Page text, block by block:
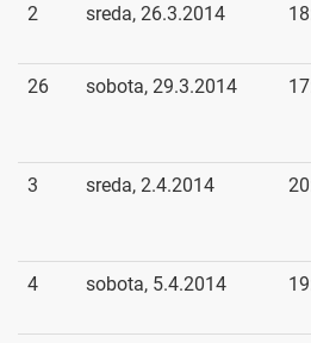
2 sreda, 26.3.2014
26 sobota, 29.3.2014
3 sreda, 2.4.2014
4 sobota, 5.4.2014